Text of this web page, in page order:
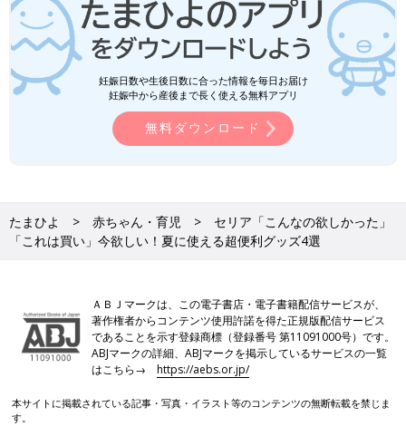
妊娠日数や生後日数に合った情報を毎日お届け
妊娠中から産後まで長く使える無料アプリ
無料ダウンロード
たまひよ 赤ちゃん・育児
セリア「こんなの欲しかった」
「これは買い」今欲しい！夏に使える超便利グッズ4選
ＡＢＪマークは、この電子書店・電子書籍配信サービスが、
著作権者からコンテンツ使用許諾を得た正規版配信サービス
であることを示す登録商標（登録番号 第11091000号）です。
ABJマークの詳細、ABJマークを掲示しているサービスの一覧
はこちら→https://aebs.or.jp/
本サイトに掲載されている記事・写真・イラスト等のコンテンツの無断転載を禁じま
す。